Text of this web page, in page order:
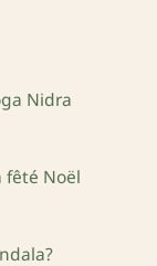
Nidra
fêté Noël